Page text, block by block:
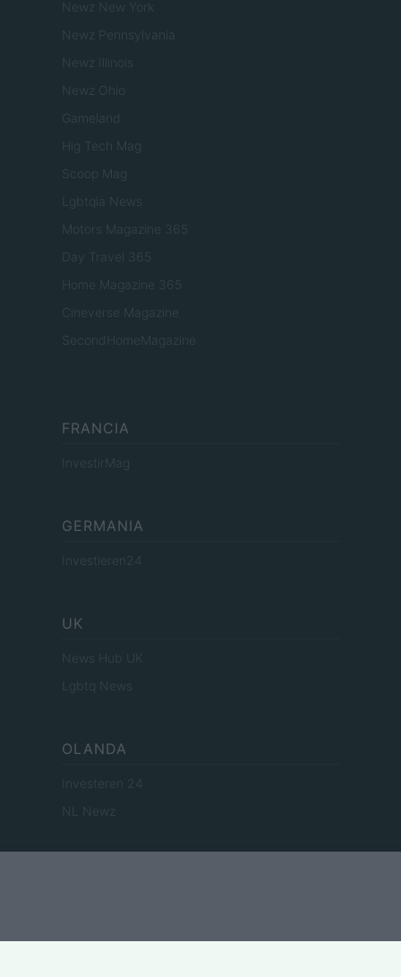
Newz New York
Newz Pennsylvania
Newz Illinois
Newz Ohio
Gameland
Hig Tech Mag
Scoop Mag
Lgbtqia News
Motors Magazine 365
Day Travel 365
Home Magazine 365
Cineverse Magazine
SecondHomeMagazine
FRANCIA
InvestirMag
GERMANIA
Investieren24
UK
News Hub UK
Lgbtq News
OLANDA
Investeren 24
NL Newz